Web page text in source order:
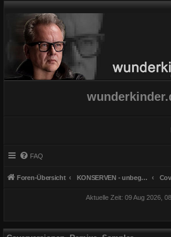
FAQ
Foren-Übersicht KONSERVEN - unbegrenzt haltbar
Aktuelle Zeit: 09 Aug 2026,